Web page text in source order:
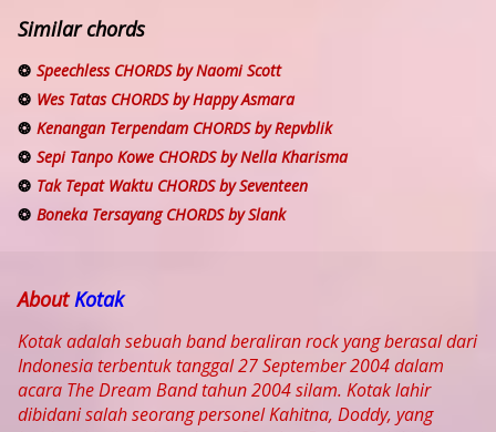
Similar chords
Speechless CHORDS by Naomi Scott
Wes Tatas CHORDS by Happy Asmara
Kenangan Terpendam CHORDS by Repvblik
Sepi Tanpo Kowe CHORDS by Nella Kharisma
Tak Tepat Waktu CHORDS by Seventeen
Boneka Tersayang CHORDS by Slank
AboutKotak
Kotak adalah sebuah band beraliran rock yang berasal dari
Indonesia terbentuk tanggal 27 September 2004 dalam
acara The Dream Band tahun 2004 silam. Kotak lahir
dibidani salah seorang personel Kahitna, Doddy, yang